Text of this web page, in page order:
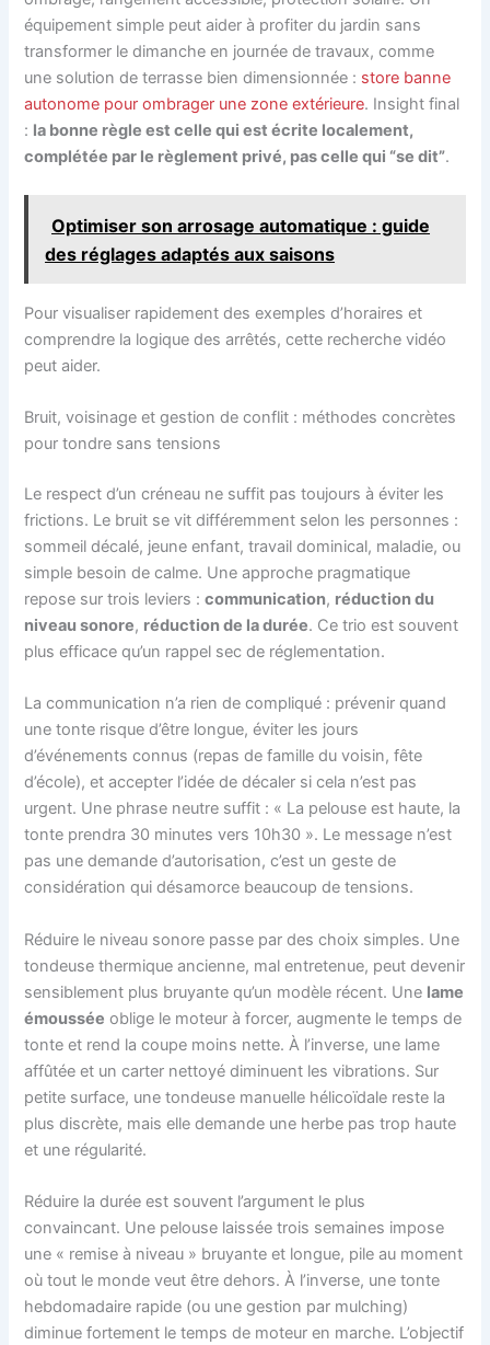
équipement simple peut aider à profiter du jardin sans
transformer le dimanche en journée de travaux, comme
une solution de terrasse bien dimensionnée : store banne
autonome pour ombrager une zone extérieure. Insight final
: la bonne règle est celle qui est écrite localement,
complétée par le règlement privé, pas celle qui “se dit”.
Optimiser son arrosage automatique : guide
des réglages adaptés aux saisons
Pour visualiser rapidement des exemples d’horaires et
comprendre la logique des arrêtés, cette recherche vidéo
peut aider.
Bruit, voisinage et gestion de conflit : méthodes concrètes
pour tondre sans tensions
Le respect d’un créneau ne suffit pas toujours à éviter les
frictions. Le bruit se vit différemment selon les personnes :
sommeil décalé, jeune enfant, travail dominical, maladie, ou
simple besoin de calme. Une approche pragmatique
repose sur trois leviers :communication, réduction du
niveau sonore, réduction de la durée. Ce trio est souvent
plus efficace qu’un rappel sec de réglementation.
La communication n’a rien de compliqué : prévenir quand
une tonte risque d’être longue, éviter les jours
d’événements connus (repas de famille du voisin, fête
d’école), et accepter l’idée de décaler si cela n’est pas
urgent. Une phrase neutre suffit : « La pelouse est haute, la
tonte prendra 30 minutes vers 10h30 ». Le message n’est
pas une demande d’autorisation, c’est un geste de
considération qui désamorce beaucoup de tensions.
Réduire le niveau sonore passe par des choix simples. Une
tondeuse thermique ancienne, mal entretenue, peut devenir
sensiblement plus bruyante qu’un modèle récent. Une lame
émoussée oblige le moteur à forcer, augmente le temps de
tonte et rend la coupe moins nette. À l’inverse, une lame
affûtée et un carter nettoyé diminuent les vibrations. Sur
petite surface, une tondeuse manuelle hélicoïdale reste la
plus discrète, mais elle demande une herbe pas trop haute
et une régularité.
Réduire la durée est souvent l’argument le plus
convaincant. Une pelouse laissée trois semaines impose
une « remise à niveau » bruyante et longue, pile au moment
où tout le monde veut être dehors. À l’inverse, une tonte
hebdomadaire rapide (ou une gestion par mulching)
diminue fortement le temps de moteur en marche. L’objectif